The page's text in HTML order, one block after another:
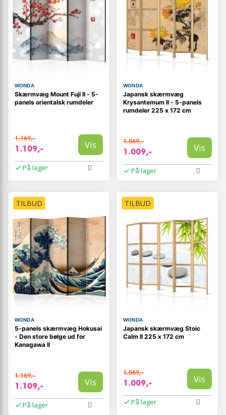
WONDA
Skærmvæg Mount Fuji II - 5-
panels orientalsk rumdeler
1.169,-
1.109,- Vis
På lager
WONDA
Japansk skærmvæg
Krysantemum II - 5-panels
rumdeler 225 x 172 cm
1.069,-
1.009,- Vis
På lager
TILBUD
WONDA
5-panels skærmvæg Hokusai
- Den store bølge ud for
Kanagawa II
1.169,-
1.109,- Vis
På lager
TILBUD
WONDA
Japansk skærmvæg Stoic
Calm II 225 x 172 cm
1.069,-
1.009,- Vis
På lager